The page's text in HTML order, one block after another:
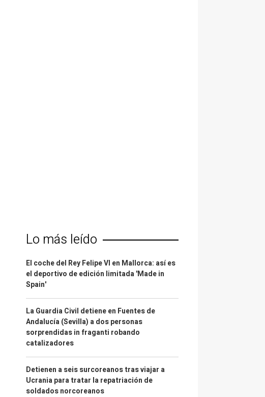
Lo más leído
El coche del Rey Felipe VI en Mallorca: así es
el deportivo de edición limitada 'Made in
Spain'
La Guardia Civil detiene en Fuentes de
Andalucía (Sevilla) a dos personas
sorprendidas in fraganti robando
catalizadores
Detienen a seis surcoreanos tras viajar a
Ucrania para tratar la repatriación de
soldados norcoreanos